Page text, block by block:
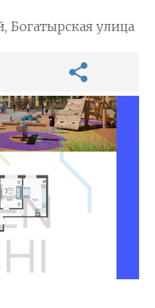
Богатырская улица